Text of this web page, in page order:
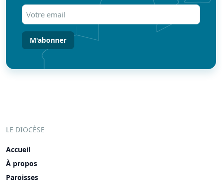
Votre
email
(Nécessaire)
LE DIOCÈSE
Accueil
À propos
Paroisses